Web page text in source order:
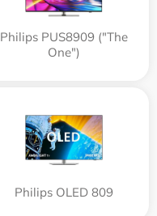
Philips PUS8909 ("The
One")
Philips OLED 809